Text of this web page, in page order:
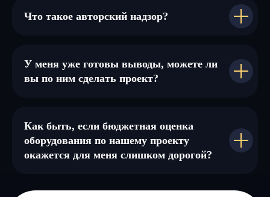
Что такое авторский надзор?
У меня уже готовы выводы, можете ли
вы по ним сделать проект?
Как быть, если бюджетная оценка
оборудования по нашему проекту
окажется для меня слишком дорогой?